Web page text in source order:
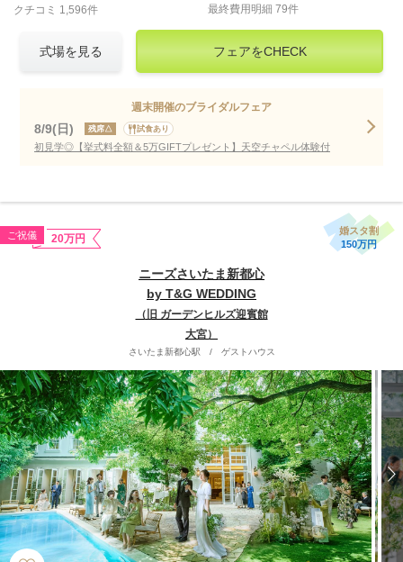
クチコミ 1,596件
最終費用明細 79件
式場を見る フェアをCHECK
週末開催のブライダルフェア
8/9(日) 残席△ 試食あり
初見学◎【挙式料全額＆5万GIFTプレゼント】天空チャペル体験付
ご祝儀 20万円
婚スタ割
150万円
ニーズさいたま新都心
by T&G WEDDING
（旧 ガーデンヒルズ迎賓館
大宮）
さいたま新都心駅 / ゲストハウス